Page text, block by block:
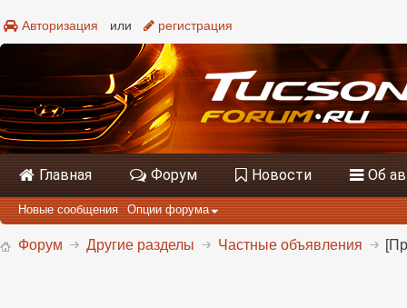
Авторизация или регистрация
Главная Форум Новости Об
Новые сообщения Опции форума
Форум Другие разделы Частные объявления